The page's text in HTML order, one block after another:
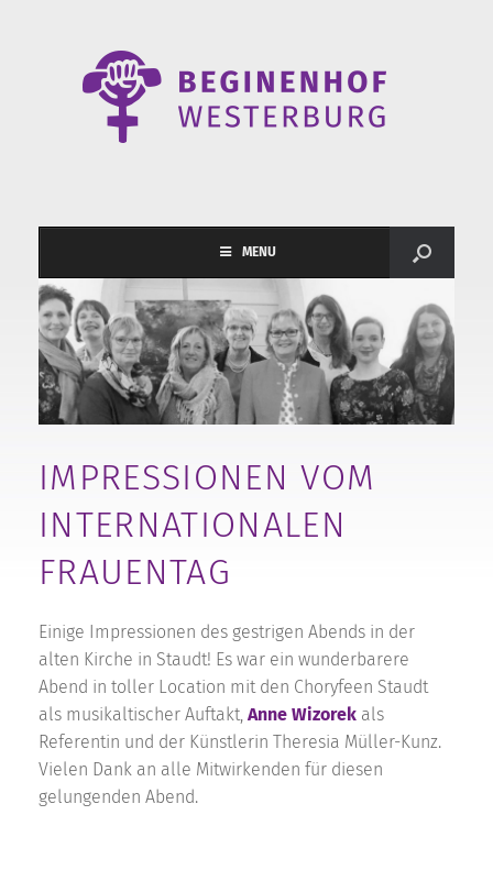
MENU
IMPRESSIONEN VOM
INTERNATIONALEN
FRAUENTAG
Einige Impressionen des gestrigen Abends in der
alten Kirche in Staudt! Es war ein wunderbarere
Abend in toller Location mit den Choryfeen Staudt
als musikaltischer Auftakt, Anne Wizorek als
Referentin und der Künstlerin Theresia Müller-Kunz.
Vielen Dank an alle Mitwirkenden für diesen
gelungenden Abend.